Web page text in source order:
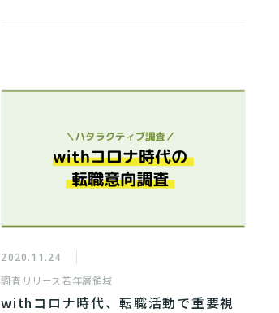
2020.11.24
調査リリース 若年層領域
withコロナ時代、転職活動で重要視